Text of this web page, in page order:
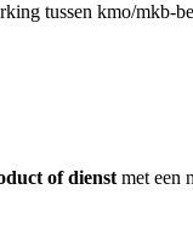
tussen kmo/mkb-
of dienst met een